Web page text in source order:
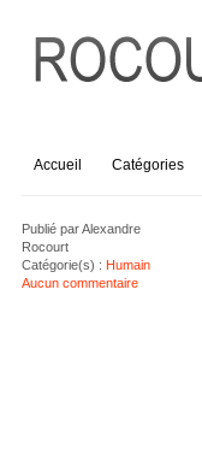
Accueil Catégories
Publié parAlexandre
Rocourt
Catégorie(s) : Humain
Aucun commentaire